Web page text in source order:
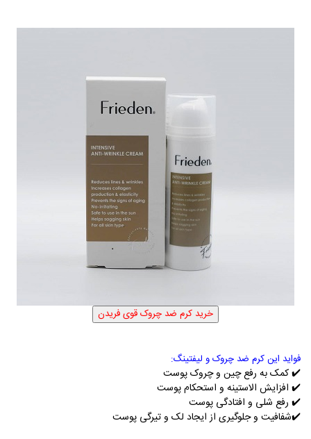
فواید این کرم ضد چروک و لیفتینگ:
✔️کمک به رفع چین وچروک پوست
✔️ افزایش الاستینه و استحکام پوست
✔️ رفع شلی و افتادگی پوست
✔️شفافیت و جلوگیری از ایجاد لک و تیرگی پوست